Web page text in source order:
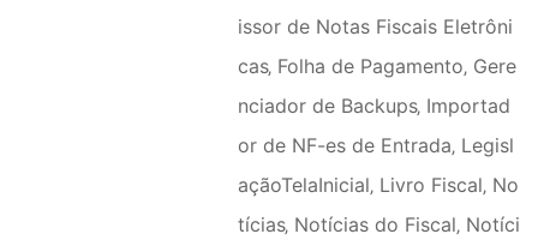
issor de Notas Fiscais Eletrôni
cas‚ Folha de Pagamento‚ Gere
nciador de Backups‚ Importad
or de NF-es de Entrada‚ Legisl
açãoTelaInicial‚ Livro Fiscal‚ No
tícias‚ Notícias do Fiscal‚ Notíci